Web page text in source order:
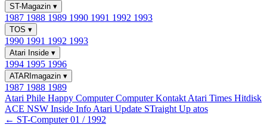
ST-Magazin ▾
1987 1988 1989 1990 1991 1992 1993
TOS ▾
1990 1991 1992 1993
Atari Inside ▾
1994 1995 1996
ATARImagazin ▾
1987 1988 1989
Atari Phile Happy ComputerComputer Kontakt Atari Times Hitdisk
ACE NSW Inside Info Atari Update STraight Up atos
← ST-Computer 01 / 1992